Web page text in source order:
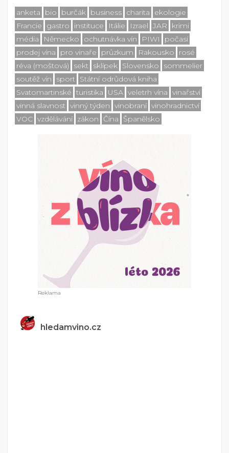
anketa bio burčák business charita
ekologie
Francie
gastro instituce Itálie Izrael JAR
krimi
média
Německo ochutnávka vín PIWI
počasí
prodej vína
pro vinaře průzkum Rakousko
rosé
réva (moštová)
sekt sklípek Slovensko
sommelier
soutěž vín
sport
Státní odrůdová kniha
Svatomartinské turistika USA veletrh vína vinařství
vinná slavnost vinný týden vinobraní vinohradnictví
VOC vzdělávání zákon Čína Španělsko
hledamvino.cz